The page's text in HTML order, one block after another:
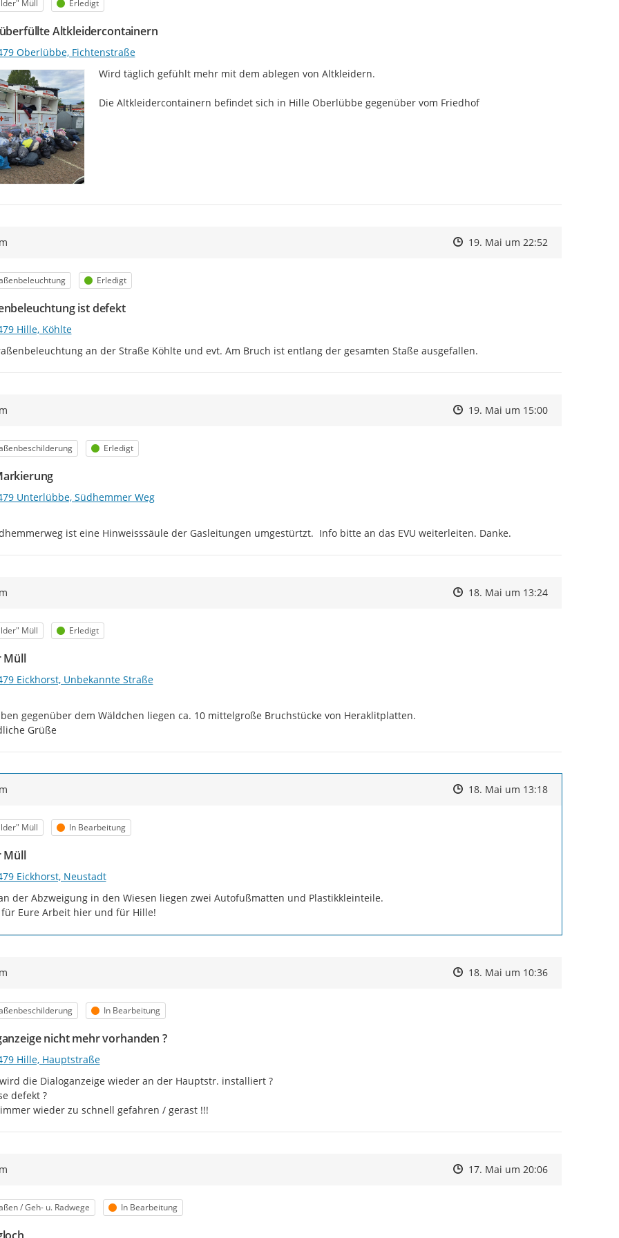
Müll Status
Erledigt
Altkleidercontainern
Oberlübbe, Fichtenstraße
Wird täglich gefühlt mehr mit dem ablegen von Altkleidern.
Die Altkleidercontainern befindet sich in Hille Oberlübbe gegenüber vom Friedhof
Zeitpunkt des Erstellens
Zeitpunkt des Erstellens
19. Mai um 22:52Zur Äußerung
Status
Erledigt
ist defekt
Hille, Köhlte
an der Straße Köhlte und evt. Am Bruch ist entlang der gesamten Staße ausgefallen.
Zeitpunkt des Erstellens
Zeitpunkt des Erstellens
19. Mai um 15:00Zur Äußerung
Status
Erledigt
Unterlübbe, Südhemmer Weg
ist eine Hinweisssäule der Gasleitungen umgestürtzt.  Info bitte an das EVU weiterleiten. Danke.
Zeitpunkt des Erstellens
Zeitpunkt des Erstellens
18. Mai um 13:24Zur Äußerung
Müll Status
Erledigt
Müll
Eickhorst, Unbekannte Straße
gegenüber dem Wäldchen liegen ca. 10 mittelgroße Bruchstücke von Heraklitplatten.
Grüße
Zeitpunkt des Erstellens
Zeitpunkt des Erstellens
18. Mai um 13:18Zur Äußerung
Müll Status
In Bearbeitung
Müll
Eickhorst, Neustadt
der Abzweigung in den Wiesen liegen zwei Autofußmatten und Plastikkleinteile.
für Eure Arbeit hier und für Hille!
Zeitpunkt des Erstellens
Zeitpunkt des Erstellens
18. Mai um 10:36Zur Äußerung
Status
In Bearbeitung
nicht mehr vorhanden ?
Hille, Hauptstraße
die Dialoganzeige wieder an der Hauptstr. installiert ?
defekt ?
wieder zu schnell gefahren / gerast !!!
Zeitpunkt des Erstellens
Zeitpunkt des Erstellens
17. Mai um 20:06Zur Äußerung
/ Geh- u. Radwege Status
In Bearbeitung